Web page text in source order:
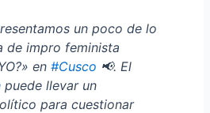
un poco de lo
de impro feminista
en #Cusco 📢. El
llevar un
para cuestionar